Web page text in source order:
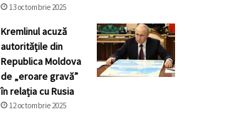
13 octombrie 2025
Kremlinul acuză
autoritățile din
Republica Moldova
de „eroare gravă”
în relația cu Rusia
12 octombrie 2025